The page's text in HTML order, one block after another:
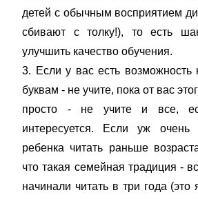
детей с обычным восприятием
сбивают с толку!), то есть
улучшить качество обучения.
3. Если у вас есть возможность
буквам - не учите, пока от вас
просто - не учите и все,
интересуется. Если уж очень
ребенка читать раньше
что такая семейная традиция -
начинали читать в три года